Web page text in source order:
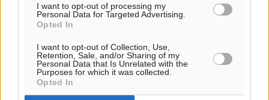
I want to opt-out of processing my
Personal Data for Targeted Advertising.
Opted In
I want to opt-out of Collection, Use,
Retention, Sale, and/or Sharing of my
Personal Data that Is Unrelated with the
Purposes for which it was collected.
Opted In
o καιρός τώρα:
αίθριος καιρός